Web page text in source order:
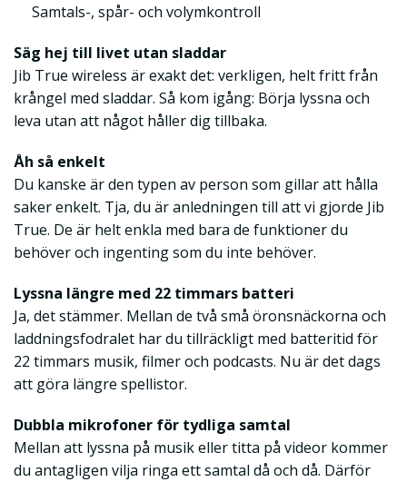
Samtals-, spår- och volymkontroll
Säg hej till livet utan sladdar
Jib True wireless är exakt det: verkligen, helt fritt från
krångel med sladdar. Så kom igång: Börja lyssna och
leva utan att något håller dig tillbaka.
Åh så enkelt
Du kanske är den typen av person som gillar att hålla
saker enkelt. Tja, du är anledningen till att vi gjorde Jib
True. De är helt enkla med bara de funktioner du
behöver och ingenting som du inte behöver.
Lyssna längre med 22 timmars batteri
Ja, det stämmer. Mellan de två små öronsnäckorna och
laddningsfodralet har du tillräckligt med batteritid för
22 timmars musik, filmer och podcasts. Nu är det dags
att göra längre spellistor.
Dubbla mikrofoner för tydliga samtal
Mellan att lyssna på musik eller titta på videor kommer
du antagligen vilja ringa ett samtal då och då. Därför